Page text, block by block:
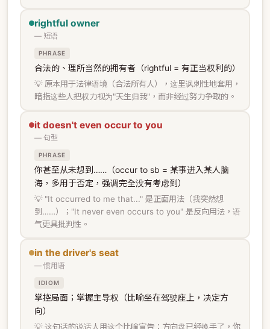
rightful owner
— 短语
PHRASE
合法的、理所当然的拥有者（rightful = 有正当权利的）
💡 原本用于法律语境（合法所有人），这里讽刺性地套用，
暗指这些人把权力视为"天生归我"，而非经过努力争取的。
it doesn't even occur to you
— 句型
PHRASE
你甚至从未想到……（occur to sb = 某事进入某人脑
海，多用于否定，强调完全没有考虑到）
💡 "It occurred to me that..." 是正面用法（我突然想
到……）；"It never even occurs to you" 是反向用法，语
气更具批判性。
in the driver's seat
— 惯用语
IDIOM
掌控局面；掌握主导权（比喻坐在驾驶座上，决定方
向）
💡 这句话的说话人用这个比喻宣告：方向盘已经换手了，你